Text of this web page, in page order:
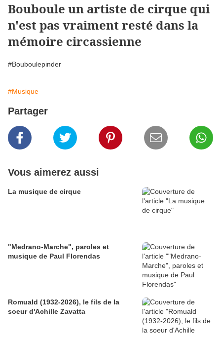
Bouboule un artiste de cirque qui
n'est pas vraiment resté dans la
mémoire circassienne
#Bouboulepinder
#Musique
Partager
Vous aimerez aussi
La musique de cirque
"Medrano-Marche", paroles et
musique de Paul Florendas
Romuald (1932-2026), le fils de la
soeur d'Achille Zavatta